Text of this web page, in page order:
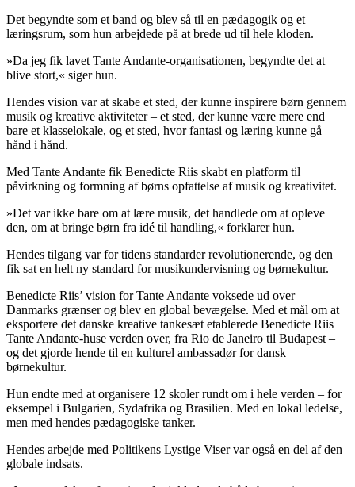
Det begyndte som et band og blev så til en pædagogik og et
læringsrum, som hun arbejdede på at brede ud til hele kloden.
»Da jeg fik lavet Tante Andante-organisationen, begyndte det at
blive stort,« siger hun.
Hendes vision var at skabe et sted, der kunne inspirere børn gennem
musik og kreative aktiviteter – et sted, der kunne være mere end
bare et klasselokale, og et sted, hvor fantasi og læring kunne gå
hånd i hånd.
Med Tante Andante fik Benedicte Riis skabt en platform til
påvirkning og formning af børns opfattelse af musik og kreativitet.
»Det var ikke bare om at lære musik, det handlede om at opleve
den, om at bringe børn fra idé til handling,« forklarer hun.
Hendes tilgang var for tidens standarder revolutionerende, og den
fik sat en helt ny standard for musikundervisning og børnekultur.
Benedicte Riis’ vision for Tante Andante voksede ud over
Danmarks grænser og blev en global bevægelse. Med et mål om at
eksportere det danske kreative tankesæt etablerede Benedicte Riis
Tante Andante-huse verden over, fra Rio de Janeiro til Budapest –
og det gjorde hende til en kulturel ambassadør for dansk
børnekultur.
Hun endte med at organisere 12 skoler rundt om i hele verden – for
eksempel i Bulgarien, Sydafrika og Brasilien. Med en lokal ledelse,
men med hendes pædagogiske tanker.
Hendes arbejde med Politikens Lystige Viser var også en del af den
globale indsats.